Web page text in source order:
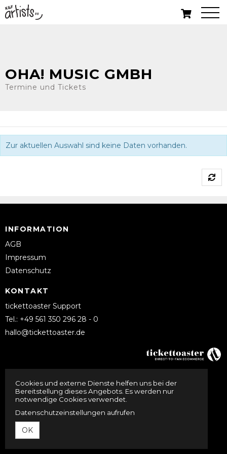
OHA! MUSIC GMBH
Termine und Tickets
Zur aktuellen Auswahl sind keine Daten vorhanden.
INFORMATION
AGB
Impressum
Datenschutz
KONTAKT
tickettoaster Support
Tel.: +49 561 350 296 28 - 0
hallo@tickettoaster.de
Cookies und externe Dienste helfen uns bei der
Bereitstellung dieses Angebots. Es werden nur
notwendige Cookies verwendet.
Datenschutzeinstellungen aufrufen
OK